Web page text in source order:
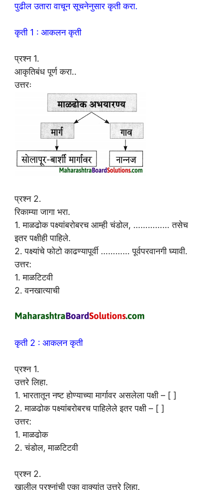
पुढील उतारा वाचून सूचनेनुसार कृती करा.
कृती 1 : आकलन कृती
प्रश्न 1.
आकृतिबंध पूर्ण करा..
उत्तरः
प्रश्न 2.
रिकाम्या जागा भरा.
1. माळढोक पक्ष्यांबरोबरच आम्ही चंडोल, …………… तसेच
इतर पक्षीही पाहिले.
2. पक्ष्यांचे फोटो काढण्यापूर्वी ………… पूर्वपरवानगी घ्यावी.
उत्तर:
1. माळटिटवी
2. वनखात्याची
कृती 2 : आकलन कृती
प्रश्न 1.
उत्तरे लिहा.
1. भारतातून नष्ट होण्याच्या मार्गावर असलेला पक्षी – [ ]
2. माळढोक पक्ष्यांबरोबरच पाहिलेले इतर पक्षी – [ ]
उत्तर:
1. माळढोक
2. चंडोल, माळटिटवी
प्रश्न 2.
खालील प्रश्नांची एका वाक्यांत उत्तरे लिहा.